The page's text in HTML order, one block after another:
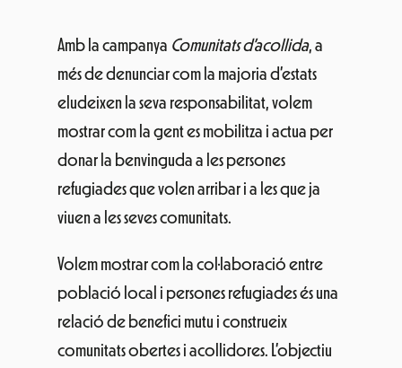
Amb la campanya Comunitats d’acollida, a
més de denunciar com la majoria d’estats
eludeixen la seva responsabilitat, volem
mostrar com la gent es mobilitza i actua per
donar la benvinguda a les persones
refugiades que volen arribar i a les que ja
viuen a les seves comunitats.
Volem mostrar com la col·laboració entre
població local i persones refugiades és una
relació de benefici mutu i construeix
comunitats obertes i acollidores. L’objectiu